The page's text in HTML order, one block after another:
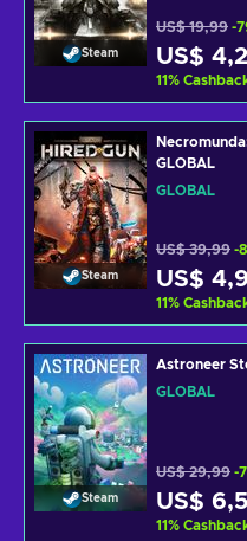
Steam
US$ 19,99 -
US$
11%
Steam
GLOBAL
GLOBAL
US$ 39,99 -
US$
11%
Steam
Astroneer
GLOBAL
US$ 29,99 -
US$
11%